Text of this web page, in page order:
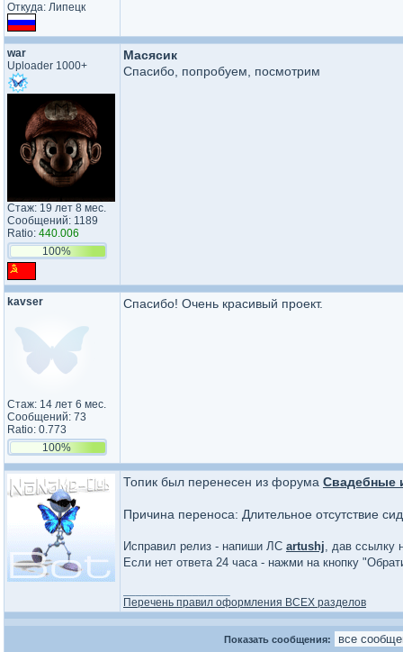
Откуда: Липецк
war
Uploader 1000+
Стаж: 19 лет 8 мес.
Сообщений: 1189
Ratio: 440.006
100%
Масясик
Спасибо, попробуем, посмотрим
kavser
Стаж: 14 лет 6 мес.
Сообщений: 73
Ratio: 0.773
100%
Спасибо! Очень красивый проект.
Топик был перенесен из форума Свадебные
Причина переноса: Длительное отсутствие
Исправил релиз - напиши ЛС artushj, дав ссылку
Если нет ответа 24 часа - нажми на кнопку
Перечень правил оформления ВСЕХ разделов
Показать сообщения: